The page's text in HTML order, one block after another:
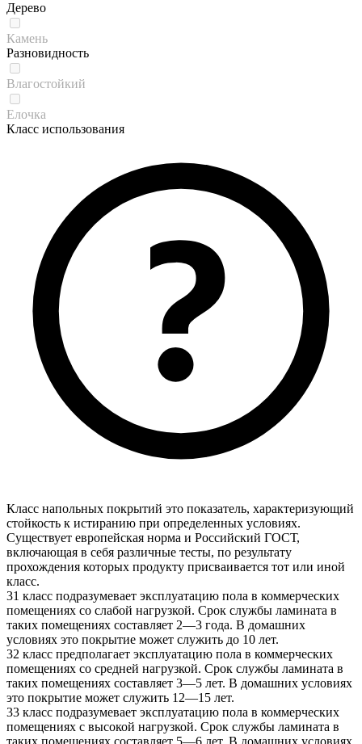
Дерево
Камень
Разновидность
Влагостойкий
Елочка
Класс использования
Класс напольных покрытий это показатель, характеризующий
стойкость к истиранию при определенных условиях.
Существует европейская норма и Российский ГОСТ,
включающая в себя различные тесты, по результату
прохождения которых продукту присваивается тот или иной
класс.
31 класс подразумевает эксплуатацию пола в коммерческих
помещениях со слабой нагрузкой. Срок службы ламината в
таких помещениях составляет 2—3 года. В домашних
условиях это покрытие может служить до 10 лет.
32 класс предполагает эксплуатацию пола в коммерческих
помещениях со средней нагрузкой. Срок службы ламината в
таких помещениях составляет 3—5 лет. В домашних условиях
это покрытие может служить 12—15 лет.
33 класс подразумевает эксплуатацию пола в коммерческих
помещениях с высокой нагрузкой. Срок службы ламината в